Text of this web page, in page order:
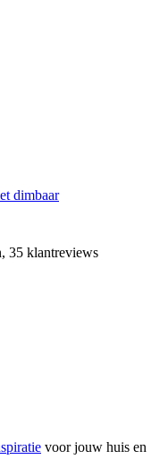
dimbaar
35 klantreviews
voor jouw huis en